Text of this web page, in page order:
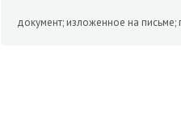
документ; изложенное на